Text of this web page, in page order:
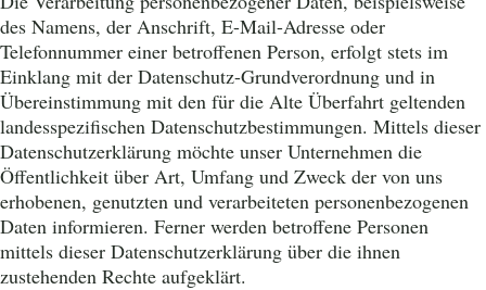
des Namens, der Anschrift, E-Mail-Adresse oder
Telefonnummer einer betroffenen Person, erfolgt stets im
Einklang mit der Datenschutz-Grundverordnung und in
Übereinstimmung mit den für die Alte Überfahrt geltenden
landesspezifischen Datenschutzbestimmungen. Mittels dieser
Datenschutzerklärung möchte unser Unternehmen die
Öffentlichkeit über Art, Umfang und Zweck der von uns
erhobenen, genutzten und verarbeiteten personenbezogenen
Daten informieren. Ferner werden betroffene Personen
mittels dieser Datenschutzerklärung über die ihnen
zustehenden Rechte aufgeklärt.